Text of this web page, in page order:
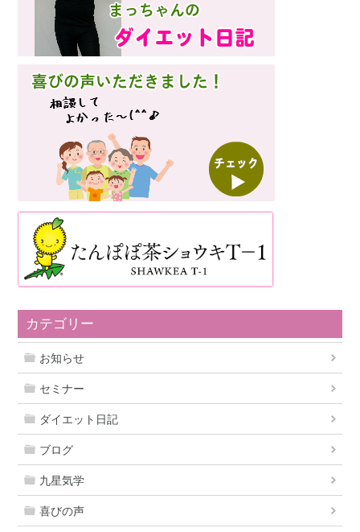
カテゴリー
お知らせ
セミナー
ダイエット日記
ブログ
九星気学
喜びの声